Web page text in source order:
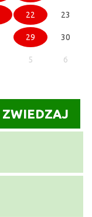
22 23
29 30
5 6
ZWIEDZAJ